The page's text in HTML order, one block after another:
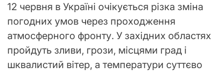
12 червня в Україні очікується різка зміна
погодних умов через проходження
атмосферного фронту. У західних областях
пройдуть зливи, грози, місцями град і
шквалистий вітер, а температури суттєво